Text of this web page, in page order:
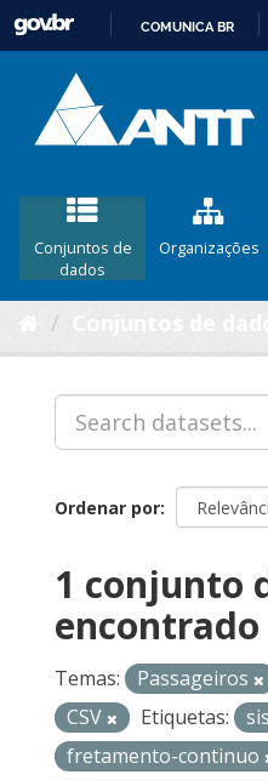
COMUNICA BR
Conjuntos de
dados
Organizações
Ordenar por
1 conjunto
encontrado
Temas: Passageiros
CSV
Etiquetas:
fretamento-continuo